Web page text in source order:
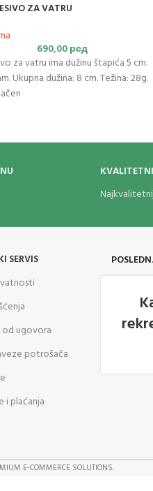
ZA VATRU
690,00рсд
za vatru ima dužinu štapića 5 cm.
Ukupna dužina: 8 cm. Težina: 28g.
SERVIS
od ugovora
potrošača
i plaćanja
E-COMMERCE SOLUTIONS.